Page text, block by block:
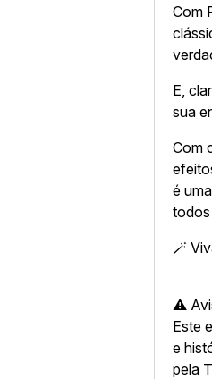
Com
E,
sua
Com
é
🪄
⚠️
Este
e
pela